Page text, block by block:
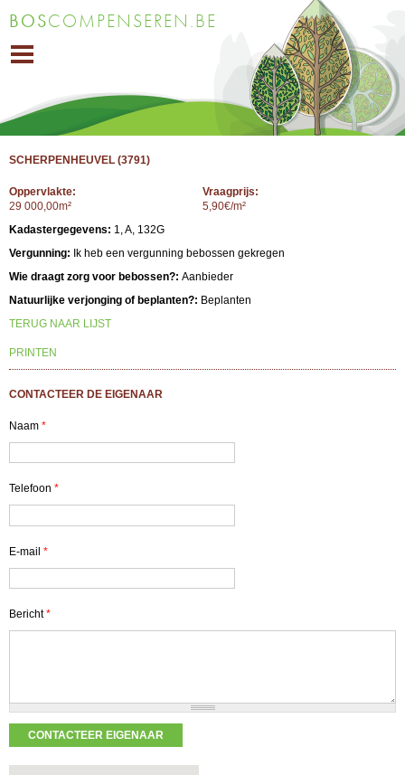
en naar
BOSCOMPENSEREN.BE
SCHERPENHEUVEL (3791)
Oppervlakte:
29 000,00m²
Vraagprijs:
5,90€/m²
Kadastergegevens: 1, A, 132G
Vergunning: Ik heb een vergunning bebossen gekregen
Wie draagt zorg voor bebossen?: Aanbieder
Natuurlijke verjonging of beplanten?: Beplanten
TERUG NAAR LIJST
PRINTEN
CONTACTEER DE EIGENAAR
Naam *
Telefoon *
E-mail *
Bericht*